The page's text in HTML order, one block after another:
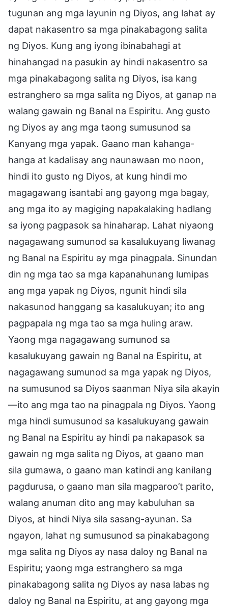
tugunan ang mga layunin ng Diyos, ang lahat ay
dapat nakasentro sa mga pinakabagong salita
ng Diyos. Kung ang iyong ibinabahagi at
hinahangad na pasukin ay hindi nakasentro sa
mga pinakabagong salita ng Diyos, isa kang
estranghero sa mga salita ng Diyos, at ganap na
walang gawain ng Banal na Espiritu. Ang gusto
ng Diyos ay ang mga taong sumusunod sa
Kanyang mga yapak. Gaano man kahanga-
hanga at kadalisay ang naunawaan mo noon,
hindi ito gusto ng Diyos, at kung hindi mo
magagawang isantabi ang gayong mga bagay,
ang mga ito ay magiging napakalaking hadlang
sa iyong pagpasok sa hinaharap. Lahat niyaong
nagagawang sumunod sa kasalukuyang liwanag
ng Banal na Espiritu ay mga pinagpala. Sinundan
din ng mga tao sa mga kapanahunang lumipas
ang mga yapak ng Diyos, ngunit hindi sila
nakasunod hanggang sa kasalukuyan; ito ang
pagpapala ng mga tao sa mga huling araw.
Yaong mga nagagawang sumunod sa
kasalukuyang gawain ng Banal na Espiritu, at
nagagawang sumunod sa mga yapak ng Diyos,
na sumusunod sa Diyos saanman Niya sila akayin
—ito ang mga tao na pinagpala ng Diyos. Yaong
mga hindi sumusunod sa kasalukuyang gawain
ng Banal na Espiritu ay hindi pa nakapasok sa
gawain ng mga salita ng Diyos, at gaano man
sila gumawa, o gaano man katindi ang kanilang
pagdurusa, o gaano man sila magparoo’t parito,
walang anuman dito ang may kabuluhan sa
Diyos, at hindi Niya sila sasang-ayunan. Sa
ngayon, lahat ng sumusunod sa pinakabagong
mga salita ng Diyos ay nasa daloy ng Banal na
Espiritu; yaong mga estranghero sa mga
pinakabagong salita ng Diyos ay nasa labas ng
daloy ng Banal na Espiritu, at ang gayong mga